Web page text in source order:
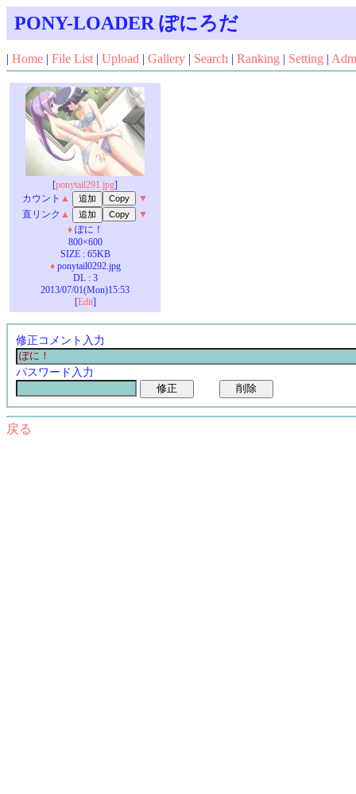
PONY-LOADER ぽにろだ
| Home | File List | Upload | Gallery | Search | Ranking | Setting |
[ponytail291.jpg]
カウント ▲
▼
直リンク ▲
▼
♦ぽに！
800×600
SIZE : 65KB
♦ponytail0292.jpg
DL : 3
2013/07/01(Mon)15:53
[Edit]
修正コメント入力
パスワード入力
戻る